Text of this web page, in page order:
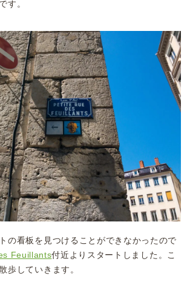
す。
の看板を見つけることができなかったので
Feuillants付近よりスタートしました。こ
歩していきます。